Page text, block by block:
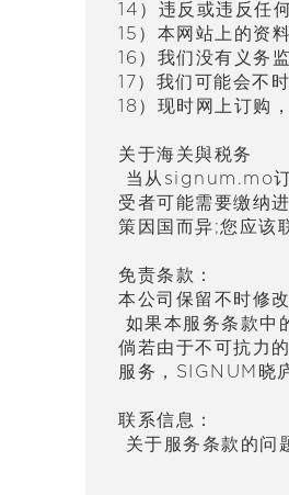
14） 违 反或违 反任
15）本网站上的资
16）我们 没有 义务监
17）我们 可能会不 时
18） 现时 网上 订购
关于海关與税务
当从signum.mo订
受者可能需要缴纳
策因国而异;您应该
免责条款：
本公司保留不 时修
如果本服 务条款中
倘若由于不可抗力
服 务 ，SIGNUM晓
联 系信息：
关于服务条款的问